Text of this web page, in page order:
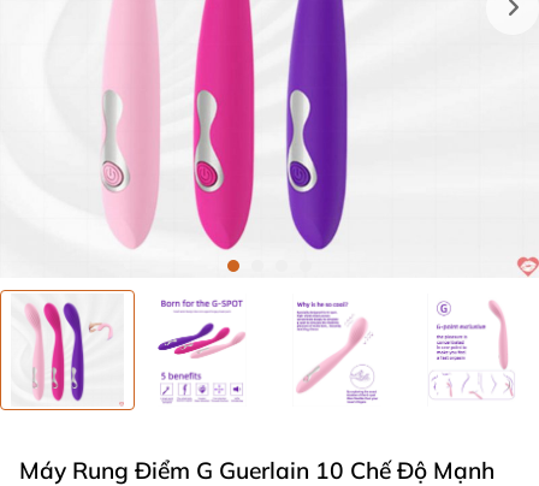
Máy Rung Điểm G Guerlain 10 Chế Độ Mạnh